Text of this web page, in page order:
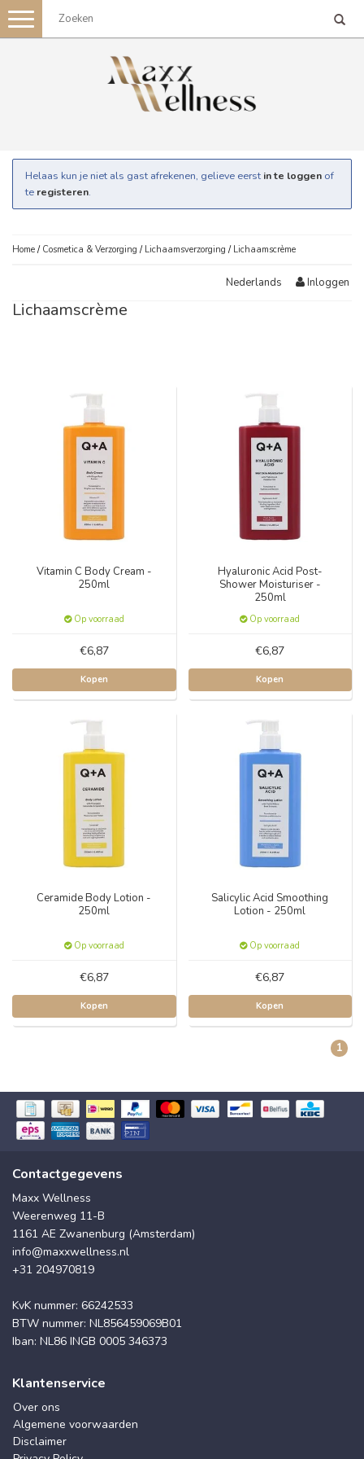
Toggle
navigation
Helaas kun je niet als gast afrekenen, gelieve eerst in te loggen of
te registeren.
Home / Cosmetica & Verzorging / Lichaamsverzorging / Lichaamscrème
Nederlands Inloggen
Lichaamscrème
Vitamin C Body Cream -
250ml
Op voorraad
€6,87
Kopen
Hyaluronic Acid Post-
Shower Moisturiser -
250ml
Op voorraad
€6,87
Kopen
Ceramide Body Lotion -
250ml
Op voorraad
€6,87
Kopen
Salicylic Acid Smoothing
Lotion - 250ml
Op voorraad
€6,87
Kopen
1
Contactgegevens
Maxx Wellness
Weerenweg 11-B
1161 AE Zwanenburg (Amsterdam)
info@maxxwellness.nl
+31 204970819
KvK nummer: 66242533
BTW nummer: NL856459069B01
Iban: NL86 INGB 0005 346373
Klantenservice
Over ons
Algemene voorwaarden
Disclaimer